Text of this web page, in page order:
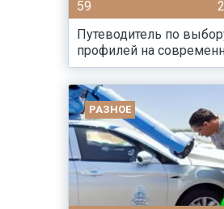
59
Путеводитель по
профилей на
РАЗНОЕ